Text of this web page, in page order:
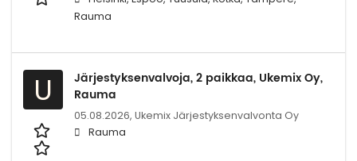
Rauma
U
Järjestyksenvalvoja, 2 paikkaa, Ukemix Oy,
Rauma
05.08.2026, Ukemix Järjestyksenvalvonta Oy
Rauma